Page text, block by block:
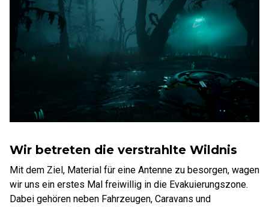
Wir betreten die verstrahlte Wildnis
Mit dem Ziel, Material für eine Antenne zu besorgen, wagen
wir uns ein erstes Mal freiwillig in die Evakuierungszone.
Dabei gehören neben Fahrzeugen, Caravans und